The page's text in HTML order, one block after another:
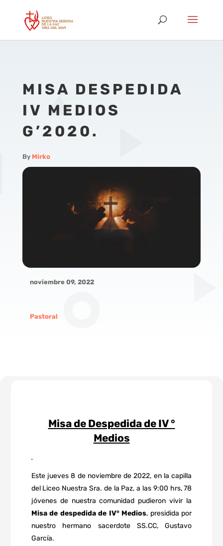
MISA DESPEDIDA
IV MEDIOS
G’2020.
By Mirko
noviembre 09, 2022
Pastoral
Misa de Despedida de IV °
Medios
Este jueves 8 de noviembre de 2022, en la capilla
del Liceo Nuestra Sra. de la Paz, a las 9:00 hrs, 78
jóvenes de nuestra comunidad pudieron vivir la
Misa de despedida de IV° Medios, presidida por
nuestro hermano sacerdote SS.CC, Gustavo
García.